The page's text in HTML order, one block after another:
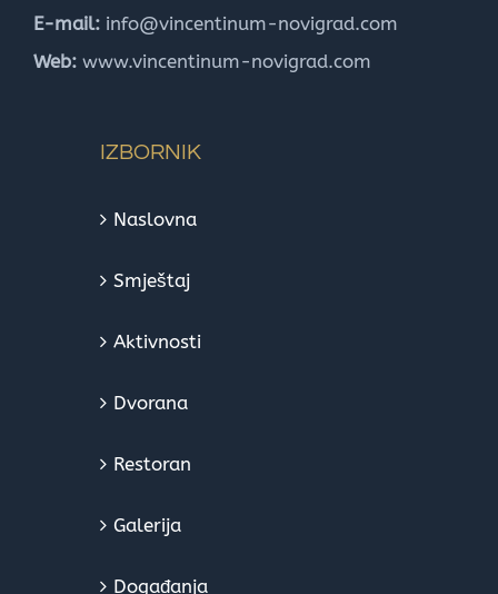
E-mail: info@vincentinum-novigrad.com
Web: www.vincentinum-novigrad.com
IZBORNIK
Naslovna
Smještaj
Aktivnosti
Dvorana
Restoran
Galerija
Događanja